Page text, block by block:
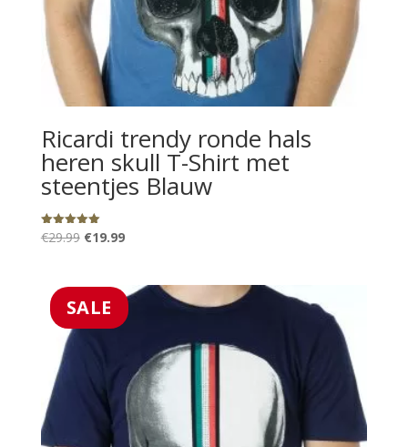
Ricardi trendy ronde hals
heren skull T-Shirt met
steentjes Blauw
Gewaardeerd
5.00
€29.99 Oorspronkelijke
€29.99.
€19.99Huidige
€19.99.
SALE